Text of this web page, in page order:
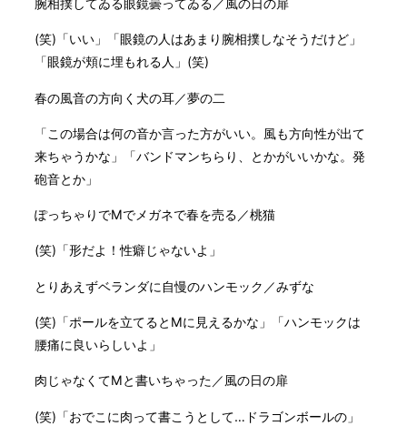
腕相撲してゐる眼鏡曇ってゐる／風の日の扉
(笑)「いい」「眼鏡の人はあまり腕相撲しなそうだけど」
「眼鏡が頬に埋もれる人」(笑)
春の風音の方向く犬の耳／夢の二
「この場合は何の音か言った方がいい。風も方向性が出て
来ちゃうかな」「バンドマンちらり、とかがいいかな。発
砲音とか」
ぽっちゃりでМでメガネで春を売る／桃猫
(笑)「形だよ！性癖じゃないよ」
とりあえずベランダに自慢のハンモック／みずな
(笑)「ポールを立てるとMに見えるかな」「ハンモックは
腰痛に良いらしいよ」
肉じゃなくてMと書いちゃった／風の日の扉
(笑)「おでこに肉って書こうとして…ドラゴンボールの」